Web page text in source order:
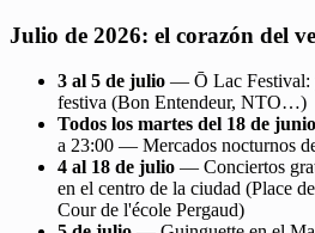
Julio de 2026: el corazón del
3 al 5 de julio — Ō Lac Festival:
festiva (Bon Entendeur, NTO…)
Todos los martes del 18 de
a 23:00 — Mercados nocturnos
4 al 18 de julio — Conciertos
en el centro de la ciudad (Place
Cour de l'école Pergaud)